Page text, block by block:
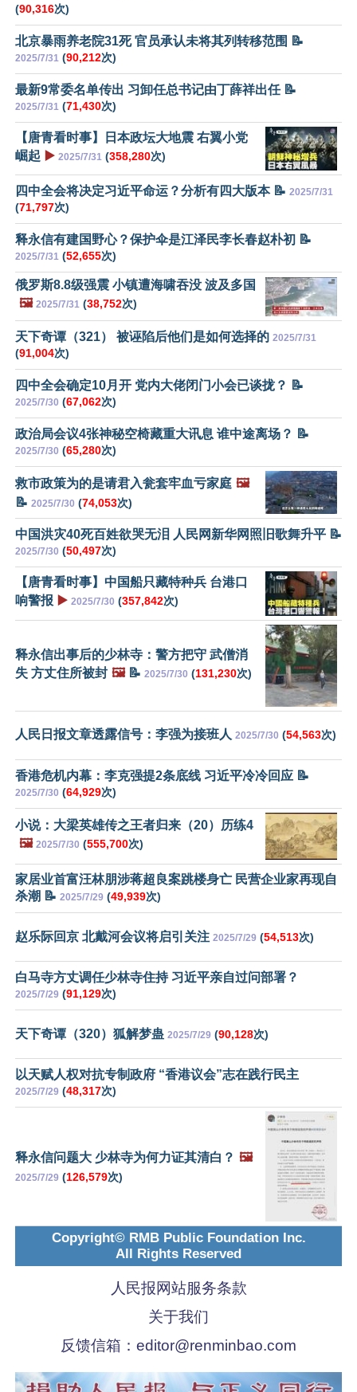
(90,316次)
北京暴雨养老院31死 官员承认未将其列转移范围 📝
2025/7/31 (90,212次)
最新9常委名单传出 习卸任总书记由丁薛祥出任 📝
2025/7/31 (71,430次)
【唐青看时事】日本政坛大地震 右翼小党
崛起 ▶️ 2025/7/31 (358,280次)
四中全会将决定习近平命运？分析有四大版本 📝 2025/7/31
(71,797次)
释永信有建国野心？保护伞是江泽民李长春赵朴初 📝
2025/7/31 (52,655次)
俄罗斯8.8级强震 小镇遭海啸吞没 波及多国
🖼️ 2025/7/31 (38,752次)
天下奇谭（321） 被诬陷后他们是如何选择的 2025/7/31
(91,004次)
四中全会确定10月开 党内大佬闭门小会已谈拢？ 📝
2025/7/30 (67,062次)
政治局会议4张神秘空椅藏重大讯息 谁中途离场？ 📝
2025/7/30 (65,280次)
救市政策为的是请君入瓮套牢血亏家庭 🖼️
📝 2025/7/30 (74,053次)
中国洪灾40死百姓欲哭无泪 人民网新华网照旧歌舞升平 📝
2025/7/30 (50,497次)
【唐青看时事】中国船只藏特种兵 台港口
响警报 ▶️ 2025/7/30 (357,842次)
释永信出事后的少林寺：警方把守 武僧消
失 方丈住所被封 🖼️📝 2025/7/30 (131,230次)
人民日报文章透露信号：李强为接班人 2025/7/30 (54,563次)
香港危机内幕：李克强提2条底线 习近平冷冷回应 📝
2025/7/30 (64,929次)
小说：大梁英雄传之王者归来（20）历练4
🖼️ 2025/7/30 (555,700次)
家居业首富汪林朋涉蒋超良案跳楼身亡 民营企业家再现自
杀潮 📝 2025/7/29 (49,939次)
赵乐际回京 北戴河会议将启引关注 2025/7/29 (54,513次)
白马寺方丈调任少林寺住持 习近平亲自过问部署？
2025/7/29 (91,129次)
天下奇谭（320）狐解梦蛊 2025/7/29 (90,128次)
以天赋人权对抗专制政府 “香港议会”志在践行民主
2025/7/29 (48,317次)
释永信问题大 少林寺为何力证其清白？ 🖼️
2025/7/29 (126,579次)
Copyright© RMB Public Foundation Inc.
All Rights Reserved
人民报网站服务条款
关于我们
反馈信箱： editor@renminbao.com